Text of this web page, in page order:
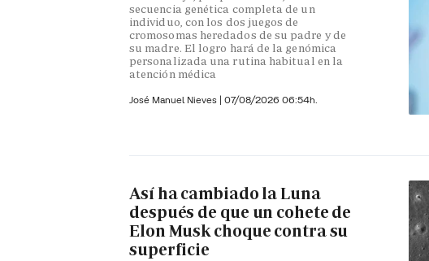
secuencia genética completa de un
individuo, con los dos juegos de
cromosomas heredados de su padre y de
su madre. El logro hará de la genómica
personalizada una rutina habitual en la
atención médica
José Manuel Nieves | 07/08/2026 06:54h.
Así ha cambiado la Luna
después de que un cohete de
Elon Musk choque contra su
superficie